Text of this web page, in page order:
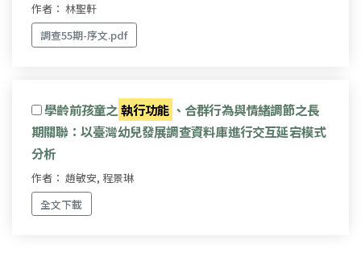
作者： 林聖軒
調查55期-序文.pdf
學齡前孩童之 執行功能 、合群行為與情緒調節之長
期關聯：以臺灣幼兒發展調查資料庫進行交互延宕模式
分析
作者： 趙敏安, 程景琳
全文下載